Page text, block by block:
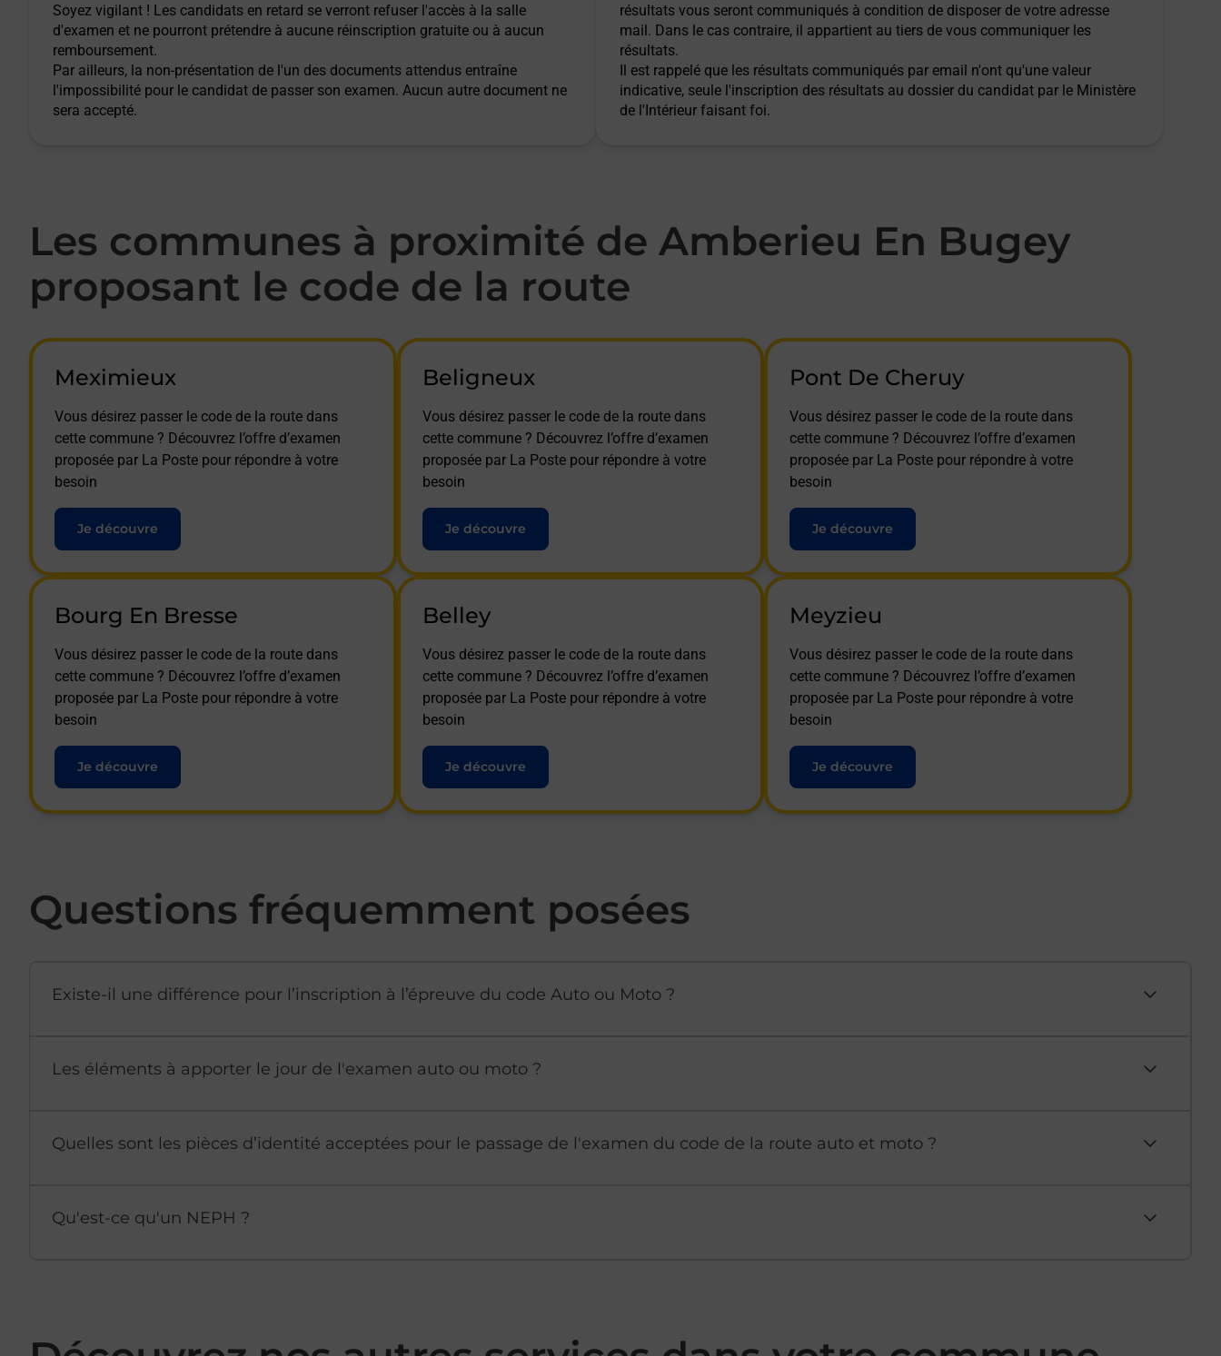
Soyez vigilant ! Les candidats en retard se verront refuser l'accès à la salle
d'examen et ne pourront prétendre à aucune réinscription gratuite ou à aucun
remboursement.
Par ailleurs, la non-présentation de l'un des documents attendus entraîne
l'impossibilité pour le candidat de passer son examen. Aucun autre document ne
sera accepté.
résultats vous seront communiqués à condition de disposer de votre adresse
mail. Dans le cas contraire, il appartient au tiers de vous communiquer les
résultats.
Il est rappelé que les résultats communiqués par email n'ont qu'une valeur
indicative, seule l'inscription des résultats au dossier du candidat par le Ministère
de l'Intérieur faisant foi.
Les communes à proximité de Amberieu En Bugey
proposant le code de la route
Meximieux
Vous désirez passer le code de la route dans
cette commune ? Découvrez l’offre d’examen
proposée par La Poste pour répondre à votre
besoin
Je découvre
Beligneux
Vous désirez passer le code de la route dans
cette commune ? Découvrez l’offre d’examen
proposée par La Poste pour répondre à votre
besoin
Je découvre
Pont De Cheruy
Vous désirez passer le code de la route dans
cette commune ? Découvrez l’offre d’examen
proposée par La Poste pour répondre à votre
besoin
Je découvre
Bourg En Bresse
Vous désirez passer le code de la route dans
cette commune ? Découvrez l’offre d’examen
proposée par La Poste pour répondre à votre
besoin
Je découvre
Belley
Vous désirez passer le code de la route dans
cette commune ? Découvrez l’offre d’examen
proposée par La Poste pour répondre à votre
besoin
Je découvre
Meyzieu
Vous désirez passer le code de la route dans
cette commune ? Découvrez l’offre d’examen
proposée par La Poste pour répondre à votre
besoin
Je découvre
Questions fréquemment posées
Existe-il une différence pour l’inscription à l’épreuve du code Auto ou Moto ?
Les éléments à apporter le jour de l'examen auto ou moto ?
Quelles sont les pièces d’identité acceptées pour le passage de l'examen du code de la route auto et moto ?
Qu'est-ce qu'un NEPH ?